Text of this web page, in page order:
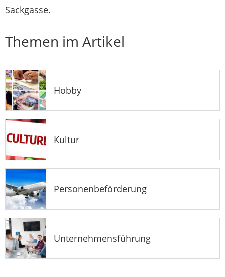
Sackgasse.
Themen im Artikel
Hobby
Kultur
Personenbeförderung
Unternehmensführung